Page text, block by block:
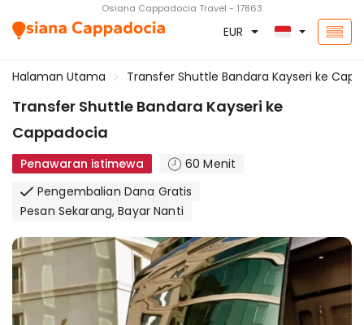
Osiana Cappadocia Travel - 17863
EUR
Halaman Utama Transfer Shuttle Bandara Kayseri ke
Transfer Shuttle Bandara Kayseri ke
Cappadocia
Penawaran istimewa
60 Menit
Pengembalian Dana Gratis
Pesan Sekarang, Bayar Nanti